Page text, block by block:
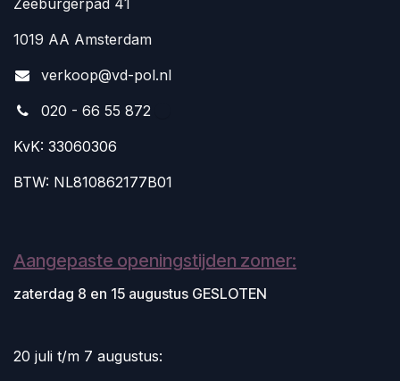
1019 AA Amsterdam
verkoop@vd-pol.nl
020 - 66 55 872
KvK: 33060306
BTW: NL810862177B01
Aangepaste openingstijden zomer:
zaterdag 8 en 15 augustus GESLOTEN
20 juli t/m 7 augustus: